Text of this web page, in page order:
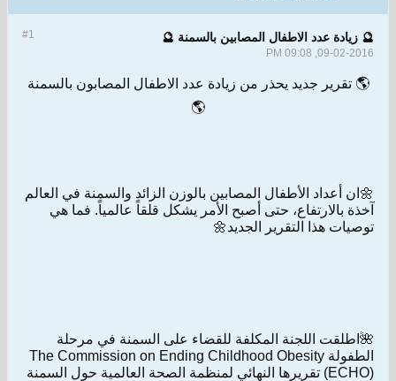
#1 🔮 زيادة عدد الاطفال المصابين بالسمنة 🔮
09-02-2016, 09:08 PM
🌎 تقرير جديد يحذر من زيادة عدد الاطفال المصابون بالسمنة
🌎
🌼ان أعداد الأطفال المصابين بالوزن الزائد والسمنة في العالم
آخذة بالارتفاع، حتى أصبح الأمر يشكل قلقاً عالمياً. فما هي
توصيات هذا التقرير الجديد🌼
🌺اطلقت اللجنة المكلفة للقضاء على السمنة في مرحلة
الطفولة The Commission on Ending Childhood Obesity
(ECHO) تقريرها النهائي لمنظمة الصحة العالمية حول السمنة